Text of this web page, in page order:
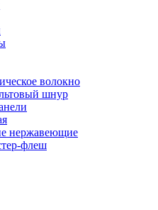
волокно
шнур
нержавеющие
флеш